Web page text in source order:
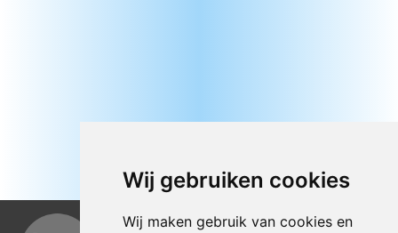
Wij gebruiken cookies
Wij maken gebruik van cookies en